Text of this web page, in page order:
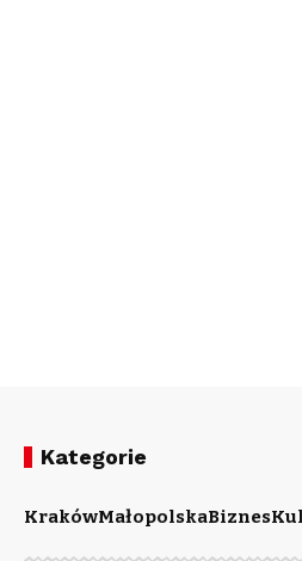
Kategorie
KrakówMałopolskaBiznes